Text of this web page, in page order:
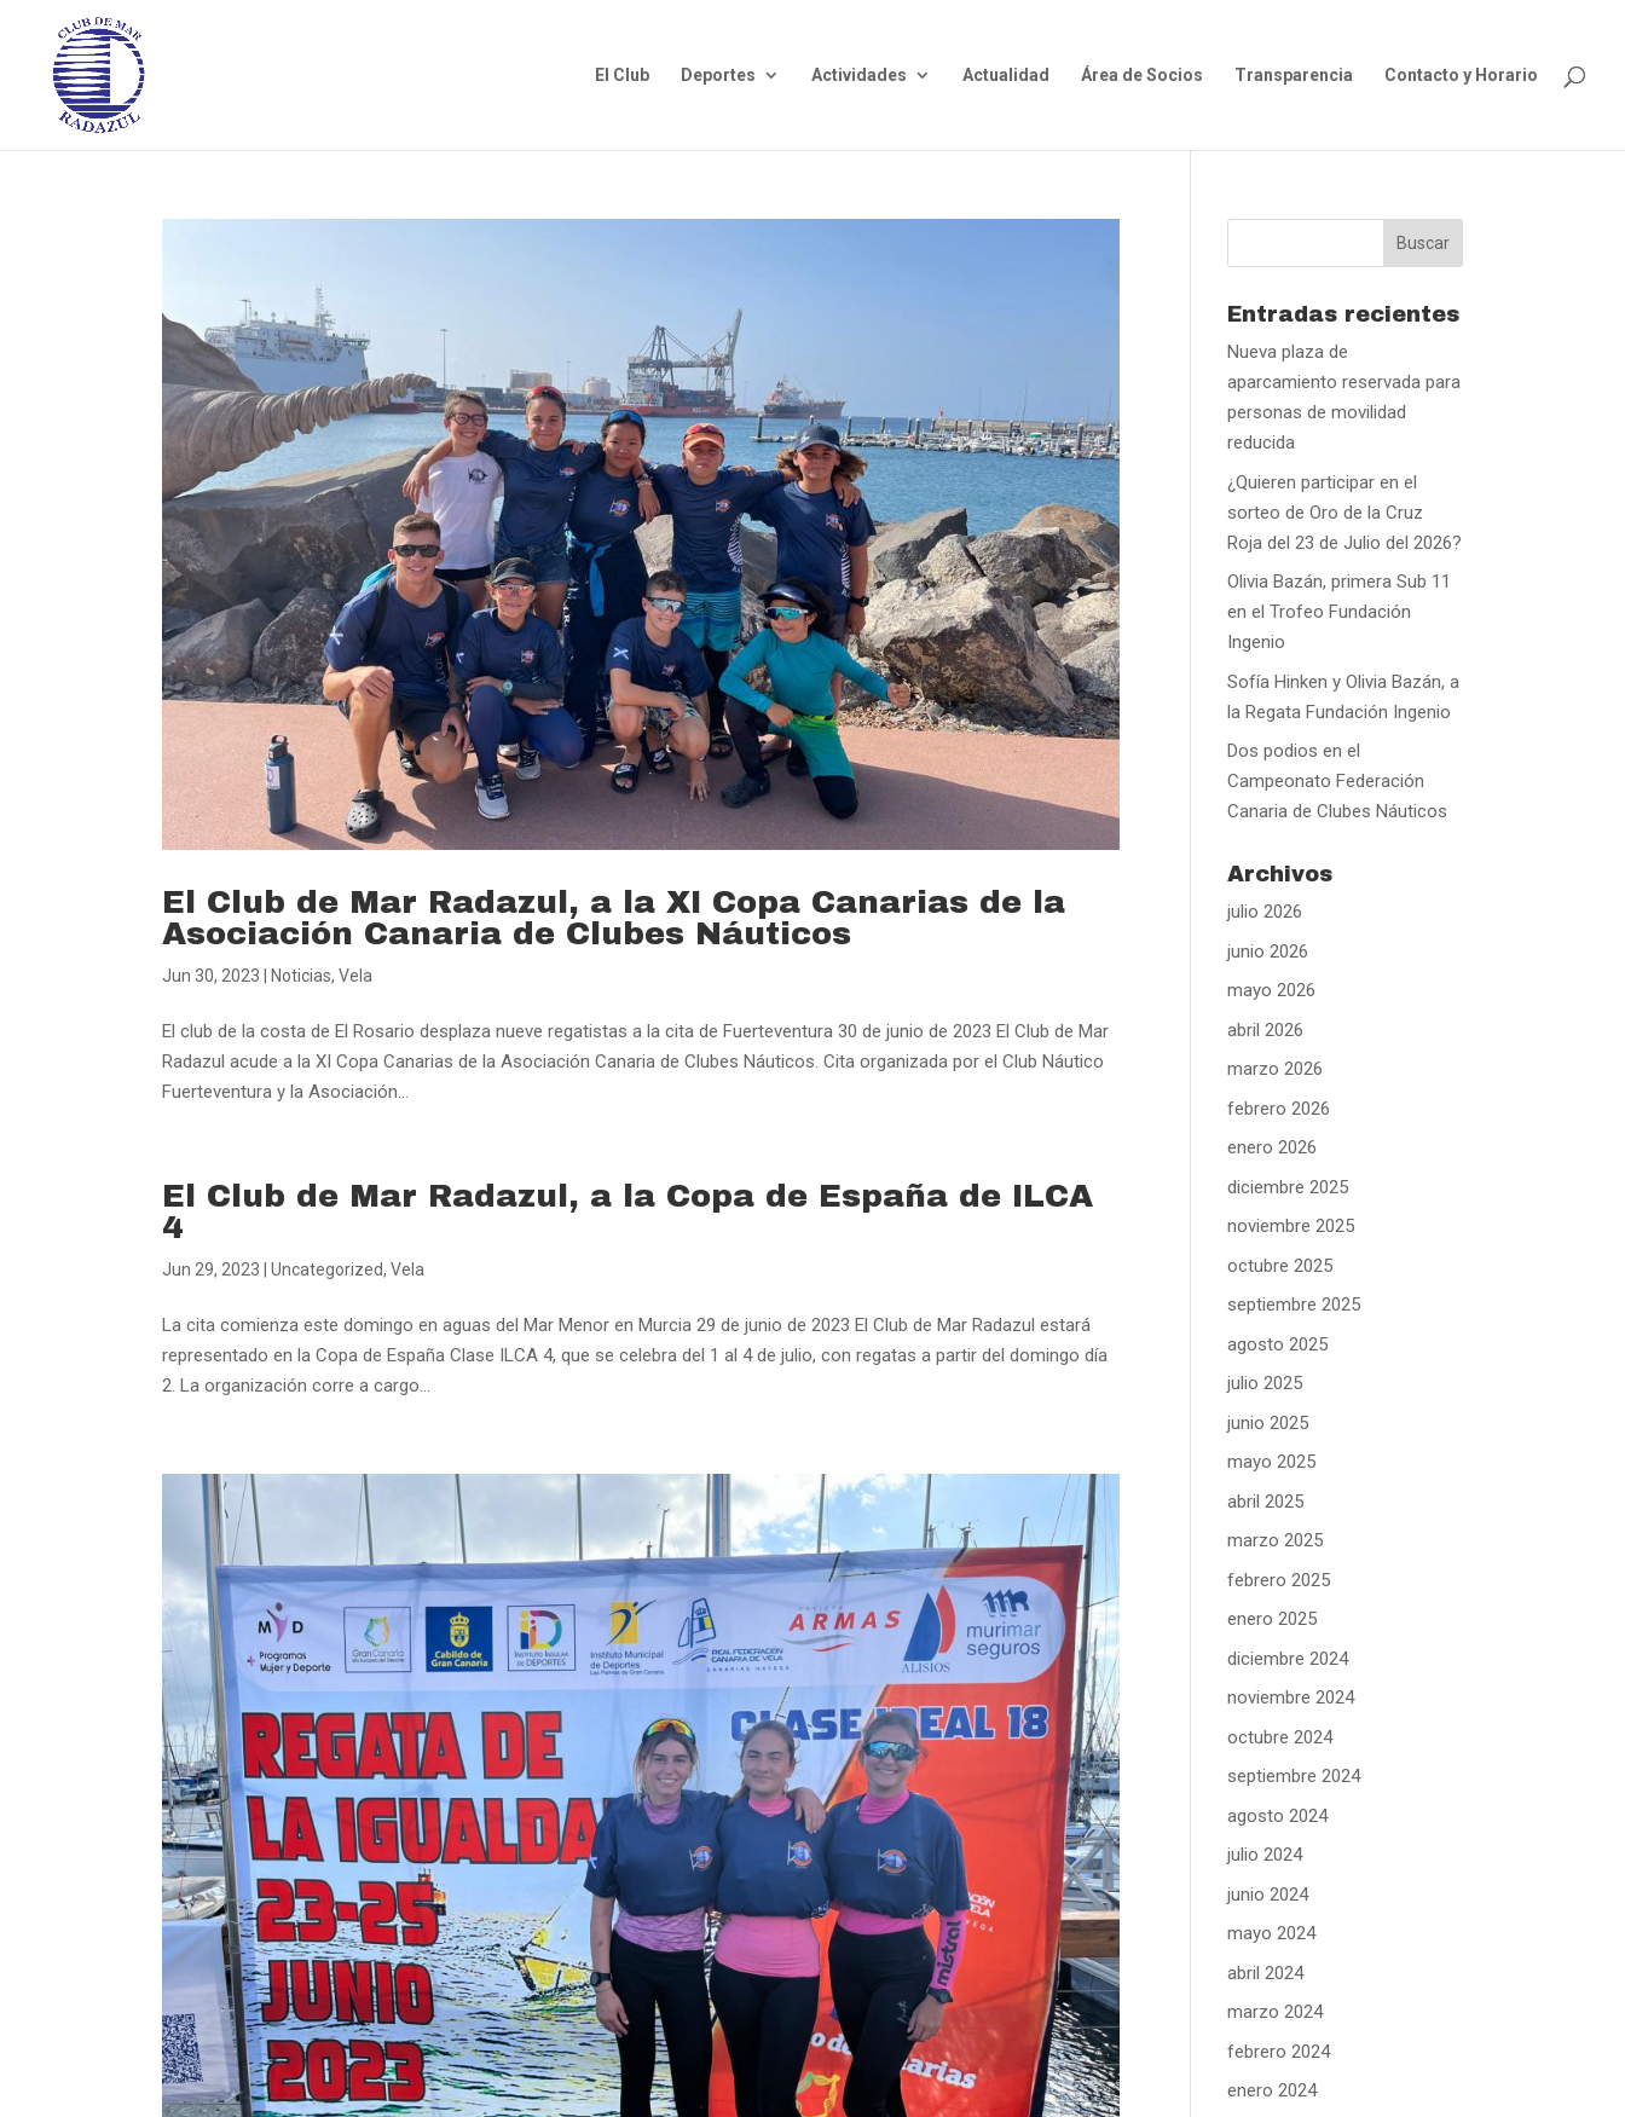
El Club Deportes Actividades Actualidad Área de Socios Transparencia Contacto y Horario
El Club de Mar Radazul, a la XI Copa Canarias de la
Asociación Canaria de Clubes Náuticos
Jun 30, 2023 Noticias,Vela
El club de la costa de El Rosario desplaza nueve regatistas a la cita de Fuerteventura 30 de junio de 2023 El Club de Mar
Radazul acude a la XI Copa Canarias de la Asociación Canaria de Clubes Náuticos. Cita organizada por el Club Náutico
Fuerteventura y la Asociación...
El Club de Mar Radazul, a la Copa de España de ILCA
4
Jun 29, 2023 |Uncategorized,Vela
La cita comienza este domingo en aguas del Mar Menor en Murcia 29 de junio de 2023 El Club de Mar Radazul estará
representado en la Copa de España Clase ILCA 4, que se celebra del 1 al 4 de julio, con regatas a partir del domingo día
2. La organización corre a cargo...
Entradas recientes
Nueva plaza de
aparcamiento reservada para
personas de movilidad
reducida
¿Quieren participar en el
sorteo de Oro de la Cruz
Roja del 23 de Julio del 2026?
Olivia Bazán, primera Sub 11
en el Trofeo Fundación
Ingenio
Sofía Hinken y Olivia Bazán, a
la Regata Fundación Ingenio
Dos podios en el
Campeonato Federación
Canaria de Clubes Náuticos
Archivos
julio 2026
junio 2026
mayo 2026
abril 2026
marzo 2026
febrero 2026
enero 2026
diciembre 2025
noviembre 2025
octubre 2025
septiembre 2025
agosto 2025
julio 2025
junio 2025
mayo 2025
abril 2025
marzo 2025
febrero 2025
enero 2025
diciembre 2024
noviembre 2024
octubre 2024
septiembre 2024
agosto 2024
julio 2024
junio 2024
mayo 2024
abril 2024
marzo 2024
febrero 2024
enero 2024